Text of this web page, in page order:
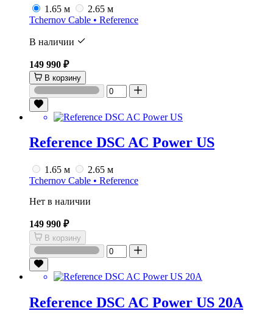
1.65 м
2.65 м
Tchernov Cable • Reference
В наличии
149 990 ₽
В корзину
Reference DSC AC Power US
1.65 м
2.65 м
Tchernov Cable • Reference
Нет в наличии
149 990 ₽
В корзину
Reference DSC AC Power US 20A